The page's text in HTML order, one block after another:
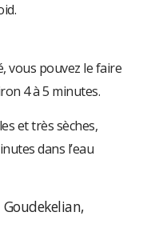
vous pouvez le faire
4 à 5 minutes.
et très sèches,
dans l’eau